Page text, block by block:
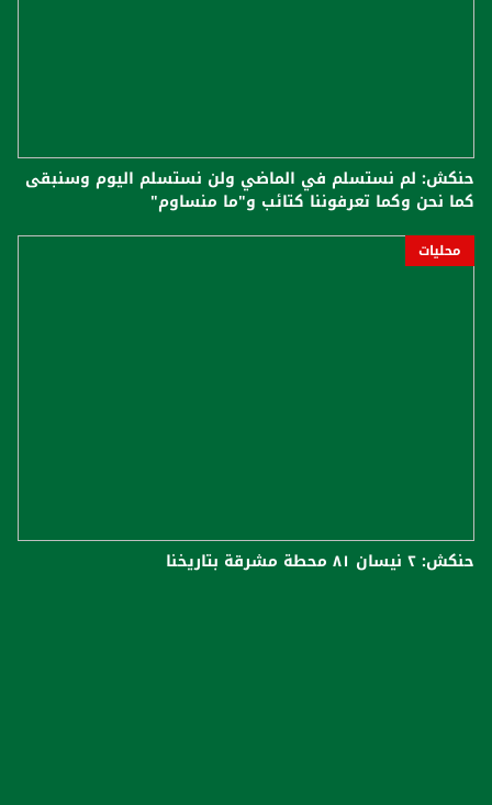
حنكش: لم نستسلم في الماضي ولن نستسلم اليوم وسنبقى
كما نحن وكما تعرفوننا كتائب و"ما منساوم"
محليات
حنكش: ٢ نيسان ٨١ محطة مشرقة بتاريخنا